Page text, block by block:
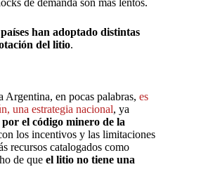
han adoptado distintas
del litio.
Argentina, en pocas palabras, es
una estrategia nacional, ya
el código minero de la
los incentivos y las limitaciones
recursos catalogados como
de que el litio no tiene una